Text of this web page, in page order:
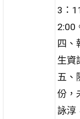
3：
2:00
四、
生資
五、
份，
詠淳